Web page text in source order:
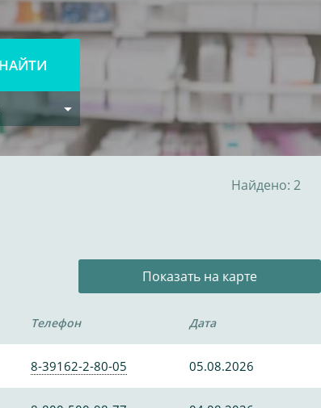
Найдено: 2
Показать на карте
Телефон Дата
8-39162-2-80-05 05.08.2026